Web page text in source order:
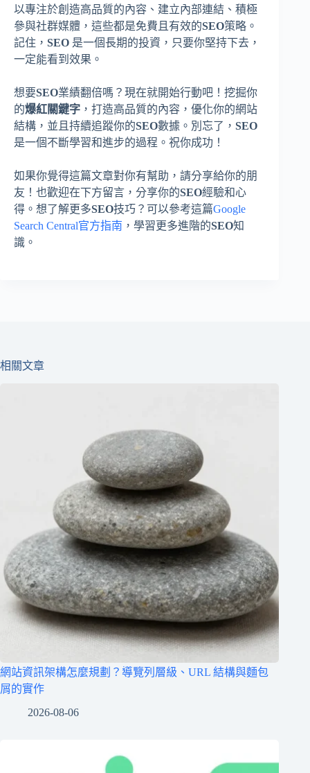
以專注於創造高品質的內容、建立內部連結、積極
參與社群媒體，這些都是免費且有效的SEO策略。
記住， SEO 是一個長期的投資，只要你堅持下去，
一定能看到效果。
想要SEO業績翻倍嗎？現在就開始行動吧！挖掘你
的爆紅關鍵字 ，打造高品質的內容，優化你的網站
結構，並且持續追蹤你的SEO數據。別忘了， SEO
是一個不斷學習和進步的過程。祝你成功！
如果你覺得這篇文章對你有幫助，請分享給你的朋
友！也歡迎在下方留言，分享你的SEO經驗和心
得。想了解更多SEO技巧？可以參考這篇Google
Search Central官方指南 ，學習更多進階的SEO知
識。
相關文章
網站資訊架構怎麼規劃？導覽列層級、URL 結構與麵包
屑的實作
2026-08-06